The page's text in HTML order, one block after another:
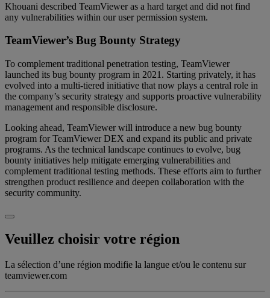
Khouani described TeamViewer as a hard target and did not find
any vulnerabilities within our user permission system.
TeamViewer’s Bug Bounty Strategy
To complement traditional penetration testing, TeamViewer
launched its bug bounty program in 2021. Starting privately, it has
evolved into a multi-tiered initiative that now plays a central role in
the company’s security strategy and supports proactive vulnerability
management and responsible disclosure.
Looking ahead, TeamViewer will introduce a new bug bounty
program for TeamViewer DEX and expand its public and private
programs. As the technical landscape continues to evolve, bug
bounty initiatives help mitigate emerging vulnerabilities and
complement traditional testing methods. These efforts aim to further
strengthen product resilience and deepen collaboration with the
security community.
Veuillez choisir votre région
La sélection d’une région modifie la langue et/ou le contenu sur
teamviewer.com